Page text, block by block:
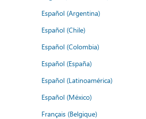
Español (Argentina)
Español (Chile)
Español (Colombia)
Español (España)
Español (Latinoamérica)
Español (México)
Français (Belgique)